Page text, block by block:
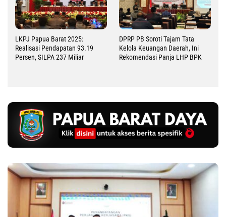
LKPJ Papua Barat 2025:
Realisasi Pendapatan 93.19
Persen, SILPA 237 Miliar
DPRP PB Soroti Tajam Tata
Kelola Keuangan Daerah, Ini
Rekomendasi Panja LHP BPK